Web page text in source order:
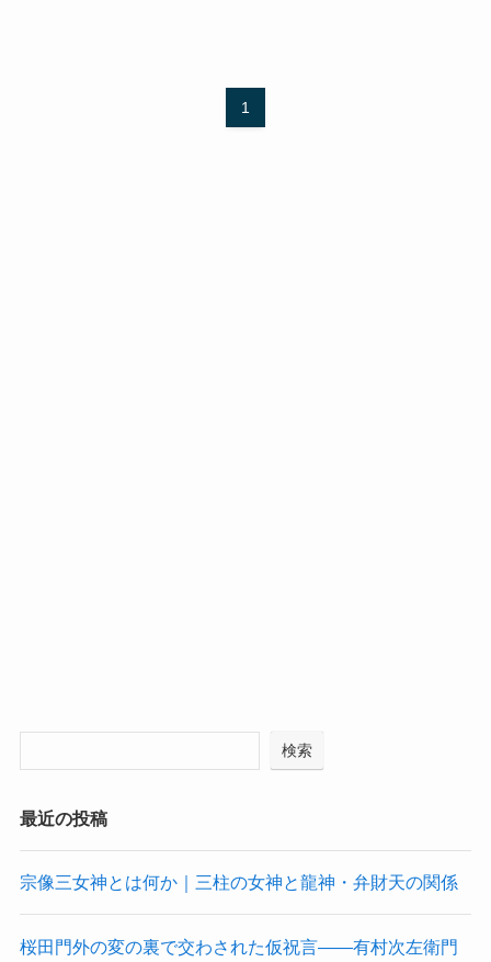
1
検索
最近の投稿
宗像三女神とは何か｜三柱の女神と龍神・弁財天の関係
桜田門外の変の裏で交わされた仮祝言——有村次左衛門